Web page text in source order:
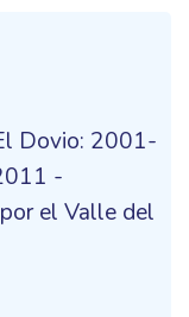
Dovio: 2001-
-
el Valle del